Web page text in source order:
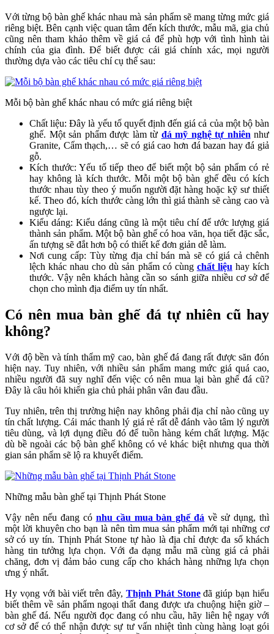
Với từng bộ bàn ghế khác nhau mà sản phẩm sẽ mang từng mức giá
riêng biệt. Bên cạnh việc quan tâm đến kích thước, mẫu mã, gia chủ
cũng nên tham khảo thêm về giá cả để phù hợp với tình hình tài
chính của gia đình. Để biết được cái giá chính xác, mọi người
thường dựa vào các tiêu chí cụ thể sau:
Mỗi bộ bàn ghế khác nhau có mức giá riêng biệt
Chất liệu: Đây là yếu tố quyết định đến giá cả của một bộ bàn
ghế. Một sản phẩm được làm từ đá mỹ nghệ tự nhiênnhư
Granite, Cẩm thạch,… sẽ có giá cao hơn đá bazan hay đá giả
gỗ.
Kích thước: Yếu tố tiếp theo để biết một bộ sản phẩm có rẻ
hay không là kích thước. Mỗi một bộ bàn ghế đều có kích
thước nhau tùy theo ý muốn người đặt hàng hoặc kỹ sư thiết
kế. Theo đó, kích thước càng lớn thì giá thành sẽ càng cao và
ngược lại.
Kiểu dáng: Kiểu dáng cũng là một tiêu chí để ước lượng giá
thành sản phẩm. Một bộ bàn ghế có hoa văn, họa tiết đặc sắc,
ấn tượng sẽ đắt hơn bộ có thiết kế đơn giản dễ làm.
Nơi cung cấp: Tùy từng địa chỉ bán mà sẽ có giá cả chênh
lệch khác nhau cho dù sản phẩm có cùng chất liệuhay kích
thước. Vậy nên khách hàng cần so sánh giữa nhiều cơ sở để
chọn cho mình địa điểm uy tín nhất.
Có nên mua bàn ghế đá tự nhiên cũ hay
không?
Với độ bền và tính thẩm mỹ cao, bàn ghế đá đang rất được săn đón
hiện nay. Tuy nhiên, với nhiều sản phẩm mang mức giá quá cao,
nhiều người đã suy nghĩ đến việc có nên mua lại bàn ghế đá cũ?
Đây là câu hỏi khiến gia chủ phải phân vân đau đầu.
Tuy nhiên, trên thị trường hiện nay không phải địa chỉ nào cũng uy
tín chất lượng. Cái mác thanh lý giá rẻ rất dễ đánh vào tâm lý người
tiêu dùng, và lợi dụng điều đó để tuồn hàng kém chất lượng. Mặc
dù bề ngoài các bộ bàn ghế không có vẻ khác biệt nhưng qua thời
gian sản phẩm sẽ lộ ra khuyết điểm.
Những mẫu bàn ghế tại Thịnh Phát Stone
Vậy nên nếu đang có nhu cầu mua bàn ghế đá về sử dụng, thì
một lời khuyên cho bạn là nên tìm mua sản phẩm mới tại những cơ
sở có uy tín. Thịnh Phát Stone tự hào là địa chỉ được đa số khách
hàng tin tưởng lựa chọn. Với đa dạng mẫu mã cùng giá cả phải
chăng, đơn vị đảm bảo cung cấp cho khách hàng những lựa chọn
ưng ý nhất.
Hy vọng với bài viết trên đây, Thịnh Phát Stoneđã giúp bạn hiểu
biết thêm về sản phẩm ngoại thất đang được ưa chuộng hiện giờ –
bàn ghế đá. Nếu người đọc đang có nhu cầu, hãy liên hệ ngay với
cơ sở để có thể nhận được sự tư vấn nhiệt tình cùng hàng loạt gói